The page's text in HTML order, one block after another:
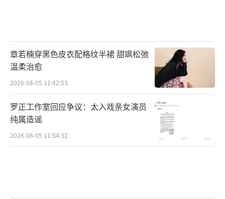
章若楠穿黑色皮衣配格纹半裙 甜飒松弛
温柔治愈
2026-08-05 11:42:53
罗正工作室回应争议：太入戏亲女演员
纯属造谣
2026-08-05 11:54:32